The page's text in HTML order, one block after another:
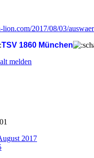
lion.com/2017/08/03/
TSV 1860 München
melden
2017